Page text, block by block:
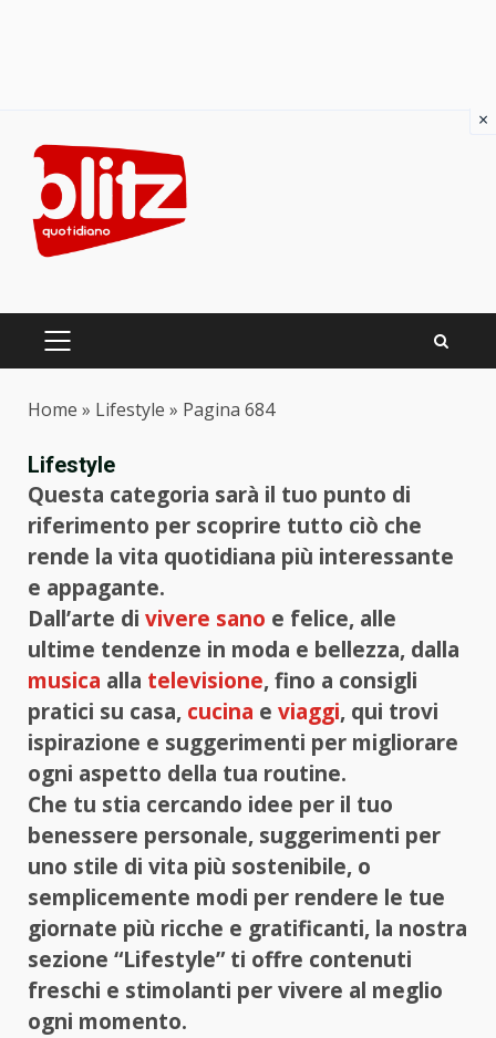
content
PRIMARY
Home » Lifestyle » Pagina 684
Lifestyle
Questa categoria sarà il tuo punto di
riferimento per scoprire tutto ciò che
rende la vita quotidiana più interessante
e appagante.
Dall’arte di vivere sano e felice, alle
ultime tendenze in moda e bellezza, dalla
musica alla televisione, fino a consigli
pratici su casa, cucina e viaggi, qui trovi
ispirazione e suggerimenti per migliorare
ogni aspetto della tua routine.
Che tu stia cercando idee per il tuo
benessere personale, suggerimenti per
uno stile di vita più sostenibile, o
semplicemente modi per rendere le tue
giornate più ricche e gratificanti, la nostra
sezione “Lifestyle” ti offre contenuti
freschi e stimolanti per vivere al meglio
ogni momento.
×